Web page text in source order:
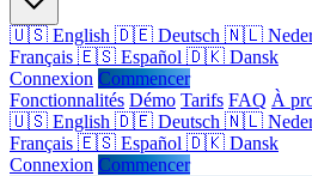
🇺🇸 English 🇩🇪 Deutsch 🇳🇱
Français 🇪🇸 Español 🇩🇰 Dansk
Connexion Commencer
Fonctionnalités Démo Tarifs FAQ À
🇺🇸 English 🇩🇪 Deutsch 🇳🇱
Français 🇪🇸 Español 🇩🇰 Dansk
Connexion Commencer